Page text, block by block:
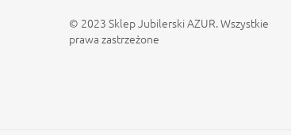
© 2023 Sklep Jubilerski AZUR. Wszystkie
prawa zastrzeżone